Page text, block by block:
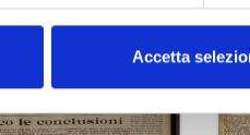
Accetta